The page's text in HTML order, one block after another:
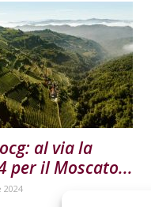
al via la
per il Moscato...
2024